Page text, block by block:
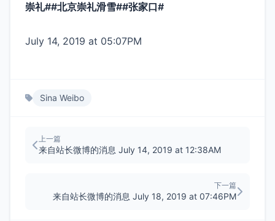
崇礼##北京崇礼滑雪##张家口# ​
July 14, 2019 at 05:07PM
Sina Weibo
上一篇
来自站长微博的消息 July 14, 2019 at 12:38AM
下一篇
来自站长微博的消息 July 18, 2019 at 07:46PM